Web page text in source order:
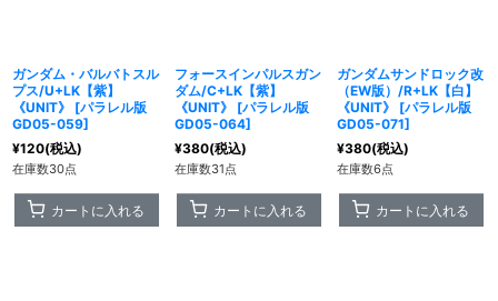
ガンダム・バルバトスル
プス/U+LK【紫】
《UNIT》
[パラレル版
GD05-059]
¥120(税込)
在庫数30点
カートに入れる
フォースインパルスガン
ダム/C+LK【紫】
《UNIT》
[パラレル版
GD05-064]
¥380(税込)
在庫数31点
カートに入れる
ガンダムサンドロック改
（EW版）/R+LK【白】
《UNIT》
[パラレル版
GD05-071]
¥380(税込)
在庫数6点
カートに入れる